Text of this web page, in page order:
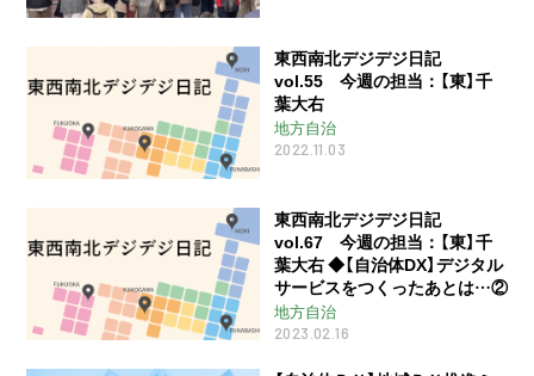
東西南北デジデジ日記
vol.55 今週の担当：【東】千
葉大右
地方自治
2022.11.03
東西南北デジデジ日記
vol.67 今週の担当：【東】千
葉大右 ◆【自治体DX】デジタル
サービスをつくったあとは…②
地方自治
2023.02.16